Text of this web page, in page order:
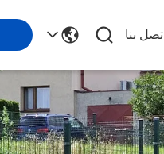
اتصل بنا